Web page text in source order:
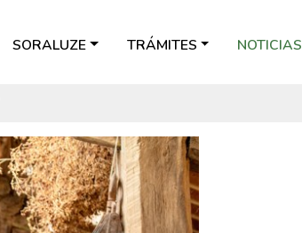
SORALUZE TRÁMITES NOTICIAS